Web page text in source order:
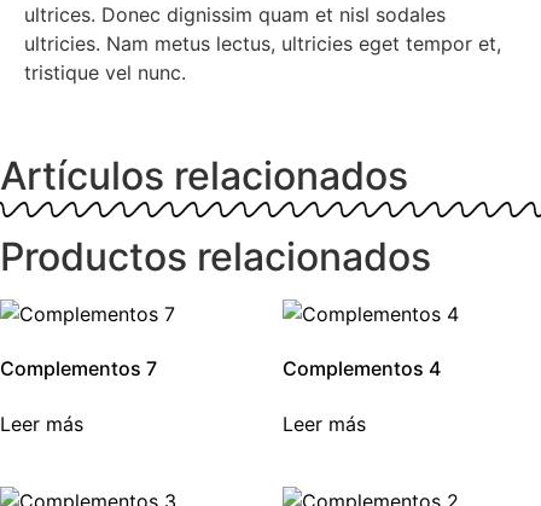
ultrices. Donec dignissim quam et nisl sodales
ultricies. Nam metus lectus, ultricies eget tempor et,
tristique vel nunc.
Artículos relacionados
Productos relacionados
Complementos 7
Leer más
Complementos 4
Leer más